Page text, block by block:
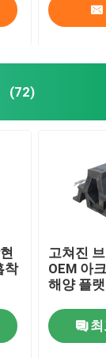
(72)
착
고쳐진
OEM 아
해양 플